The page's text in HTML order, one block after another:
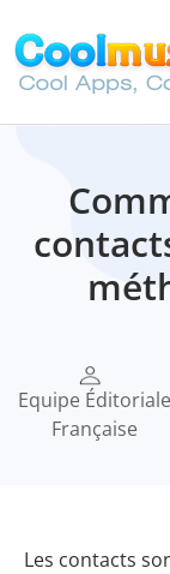
Equipe Éditoriale
Française
Les contacts